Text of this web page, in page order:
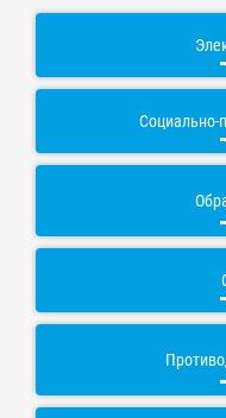
Социально-